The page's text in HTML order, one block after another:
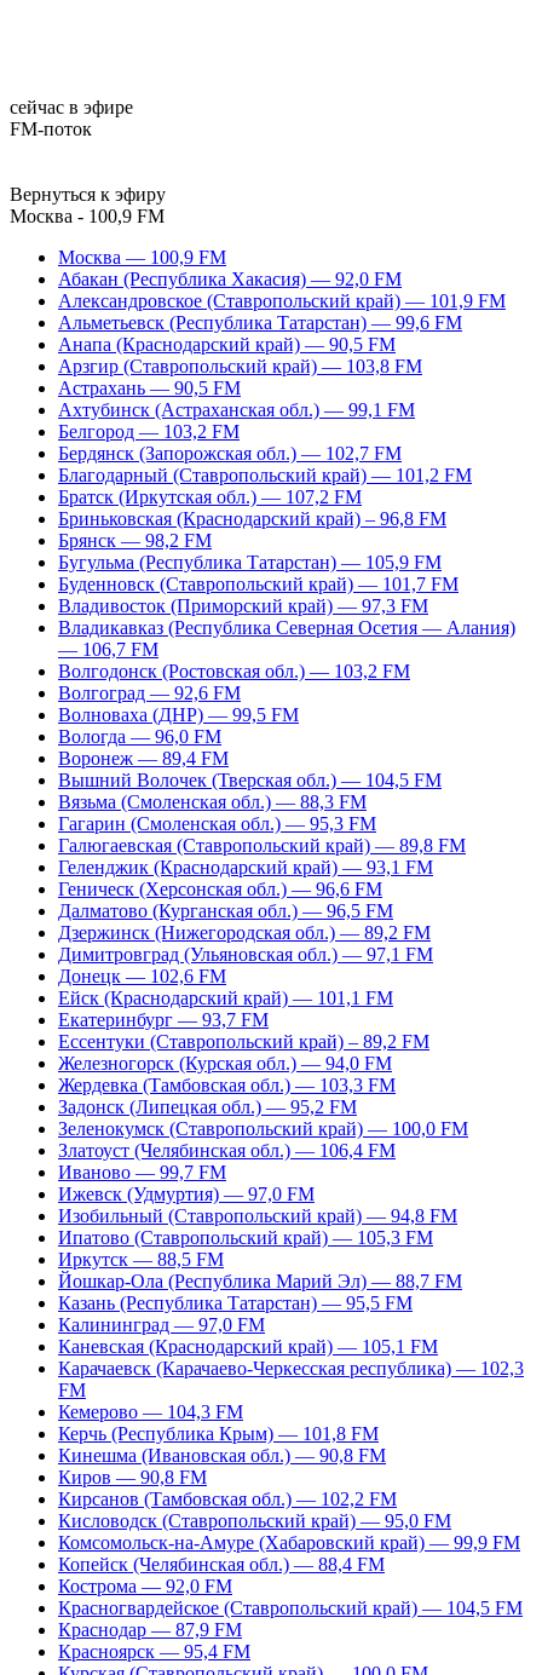
сейчас в эфире
FM-поток
Вернуться к эфиру
Москва - 100,9 FM
Москва — 100,9 FM
Абакан (Республика Хакасия) — 92,0 FM
Александровское (Ставропольский край) — 101,9 FM
Альметьевск (Республика Татарстан) — 99,6 FM
Анапа (Краснодарский край) — 90,5 FM
Арзгир (Ставропольский край) — 103,8 FM
Астрахань — 90,5 FM
Ахтубинск (Астраханская обл.) — 99,1 FM
Белгород — 103,2 FM
Бердянск (Запорожская обл.) — 102,7 FM
Благодарный (Ставропольский край) — 101,2 FM
Братск (Иркутская обл.) — 107,2 FM
Бриньковская (Краснодарский край) – 96,8 FM
Брянск — 98,2 FM
Бугульма (Республика Татарстан) — 105,9 FM
Буденновск (Ставропольский край) — 101,7 FM
Владивосток (Приморский край) — 97,3 FM
Владикавказ (Республика Северная Осетия — Алания)
— 106,7 FM
Волгодонск (Ростовская обл.) — 103,2 FM
Волгоград — 92,6 FM
Волноваха (ДНР) — 99,5 FM
Вологда — 96,0 FM
Воронеж — 89,4 FM
Вышний Волочек (Тверская обл.) — 104,5 FM
Вязьма (Смоленская обл.) — 88,3 FM
Гагарин (Смоленская обл.) — 95,3 FM
Галюгаевская (Ставропольский край) — 89,8 FM
Геленджик (Краснодарский край) — 93,1 FM
Геническ (Херсонская обл.) — 96,6 FM
Далматово (Курганская обл.) — 96,5 FM
Дзержинск (Нижегородская обл.) — 89,2 FM
Димитровград (Ульяновская обл.) — 97,1 FM
Донецк — 102,6 FM
Ейск (Краснодарский край) — 101,1 FM
Екатеринбург — 93,7 FM
Ессентуки (Ставропольский край) – 89,2 FM
Железногорск (Курская обл.) — 94,0 FM
Жердевка (Тамбовская обл.) — 103,3 FM
Задонск (Липецкая обл.) — 95,2 FM
Зеленокумск (Ставропольский край) — 100,0 FM
Златоуст (Челябинская обл.) — 106,4 FM
Иваново — 99,7 FM
Ижевск (Удмуртия) — 97,0 FM
Изобильный (Ставропольский край) — 94,8 FM
Ипатово (Ставропольский край) — 105,3 FM
Иркутск — 88,5 FM
Йошкар-Ола (Республика Марий Эл) — 88,7 FM
Казань (Республика Татарстан) — 95,5 FM
Калининград — 97,0 FM
Каневская (Краснодарский край) — 105,1 FM
Карачаевск (Карачаево-Черкесская республика) — 102,3
FM
Кемерово — 104,3 FM
Керчь (Республика Крым) — 101,8 FM
Кинешма (Ивановская обл.) — 90,8 FM
Киров — 90,8 FM
Кирсанов (Тамбовская обл.) — 102,2 FM
Кисловодск (Ставропольский край) — 95,0 FM
Комсомольск-на-Амуре (Хабаровский край) — 99,9 FM
Копейск (Челябинская обл.) — 88,4 FM
Кострома — 92,0 FM
Красногвардейское (Ставропольский край) — 104,5 FM
Краснодар — 87,9 FM
Красноярск — 95,4 FM